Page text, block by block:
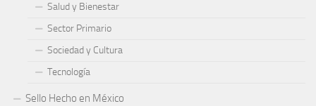
Salud y Bienestar
Sector Primario
Sociedad y Cultura
Tecnología
Sello Hecho en México